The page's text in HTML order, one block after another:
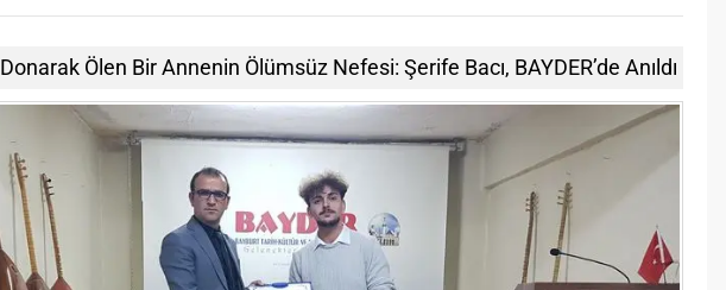
Donarak Ölen Bir Annenin Ölümsüz Nefesi: Şerife Bacı, BAYDER’de Anıldı